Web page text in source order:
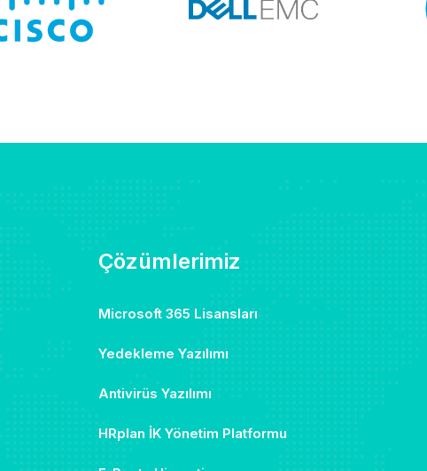
Çözümlerimiz
Microsoft 365 Lisansları
Yedekleme Yazılımı
Antivirüs Yazılımı
HRplan İK Yönetim Platformu